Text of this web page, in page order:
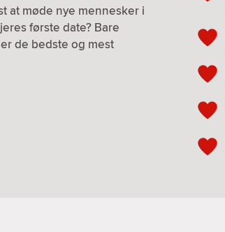
at møde nye mennesker i
første date? Bare
de bedste og mest